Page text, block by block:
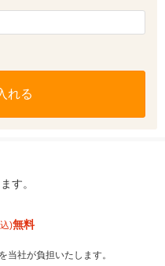
れる
す。
)無料
当社が負担いたします。